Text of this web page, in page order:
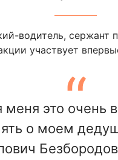
водитель, сержант
участвует
меня это очень
о моем